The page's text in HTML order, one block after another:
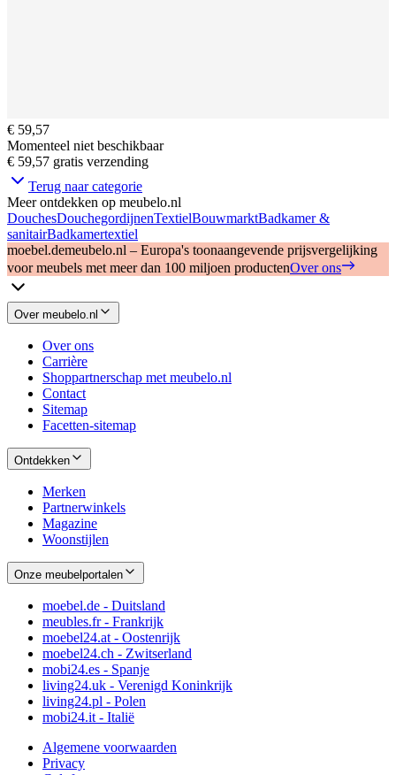
€ 59,57
Momenteel niet beschikbaar
€ 59,57 gratis verzending
Terug naar categorie
Meer ontdekken op meubelo.nl
DouchesDouchegordijnenTextielBouwmarktBadkamer &
sanitairBadkamertextiel
moebel.demeubelo.nl – Europa's toonaangevende prijsvergelijking
voor meubels met meer dan 100 miljoen productenOver ons
Over meubelo.nl
Over ons
Carrière
Shoppartnerschap met meubelo.nl
Contact
Sitemap
Facetten-sitemap
Ontdekken
Merken
Partnerwinkels
Magazine
Woonstijlen
Onze meubelportalen
moebel.de - Duitsland
meubles.fr - Frankrijk
moebel24.at - Oostenrijk
moebel24.ch - Zwitserland
mobi24.es - Spanje
living24.uk - Verenigd Koninkrijk
living24.pl - Polen
mobi24.it - Italië
Algemene voorwaarden
Privacy